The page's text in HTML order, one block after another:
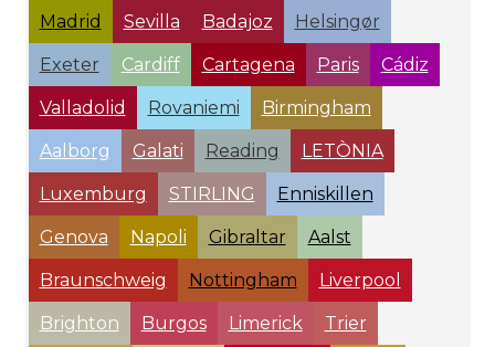
Madrid Sevilla Badajoz Helsingør
Exeter Cardiff Cartagena Paris Cádiz
Valladolid Rovaniemi Birmingham
Aalborg Galati Reading LETÒNIA
Luxemburg STIRLING Enniskillen
Genova Napoli Gibraltar Aalst
Braunschweig Nottingham Liverpool
Brighton Burgos Limerick Trier